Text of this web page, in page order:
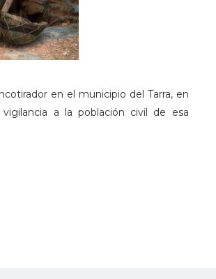
en el municipio del Tarra, en
a la población civil de esa